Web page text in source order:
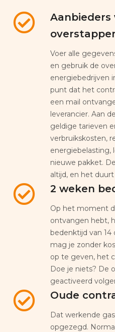
Aanbieders
Voer alle
en gebruik de
energiebedrijven
punt dat het
een mail
leverancier. Aan
geldige tarieven
verbruikskosten,
energiebelasting,
nieuwe pakket.
altijd, en het
2 weken
Op het moment
ontvangen hebt,
bedenktijd van 14
mag je zonder
op te geven, het
Doe je niets? De
geactiveerd
Oude
Dat werkende
opgezegd.